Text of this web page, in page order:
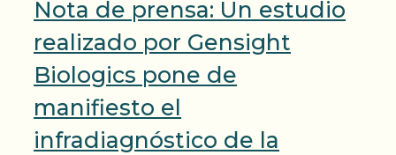
Nota de prensa: Un estudio
realizado por Gensight
Biologics pone de
manifiesto el
infradiagnóstico de la